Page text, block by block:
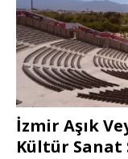
İzmir Aşık
Kültür Sanat